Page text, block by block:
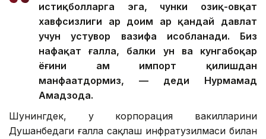
истиқболларга эга, чунки озиқ-овқат
хавфсизлиги ҳар доим ҳар қандай давлат
учун устувор вазифа ҳисобланади. Биз
нафақат ғалла, балки ун ва кунгабоқар
ёғини ҳам импорт қилишдан
манфаатдормиз, — деди Нурмаҳмад
Аҳмадзода.
Шунингдек, у корпорация вакилларини
Душанбедаги ғалла сақлаш инфратузилмаси билан